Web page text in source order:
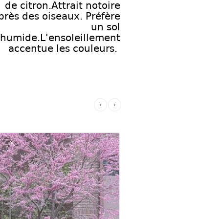
de citron.Attrait notoire
des oiseaux. Préfère
un sol
humide.L'ensoleillement
accentue les couleurs.